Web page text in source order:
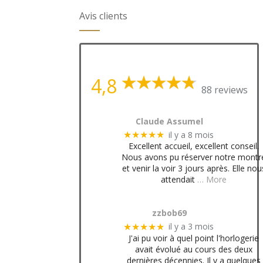
Avis clients
4,8 88 reviews
Claude Assumel
★★★★★ il y a 8 mois
Excellent accueil, excellent conseil.
Nous avons pu réserver notre
et venir la voir 3 jours après. Elle
attendait … More
zzbob69
★★★★★ il y a 3 mois
J'ai pu voir à quel point l'horlogerie
avait évolué au cours des deux
dernières décennies. Il y a quelques